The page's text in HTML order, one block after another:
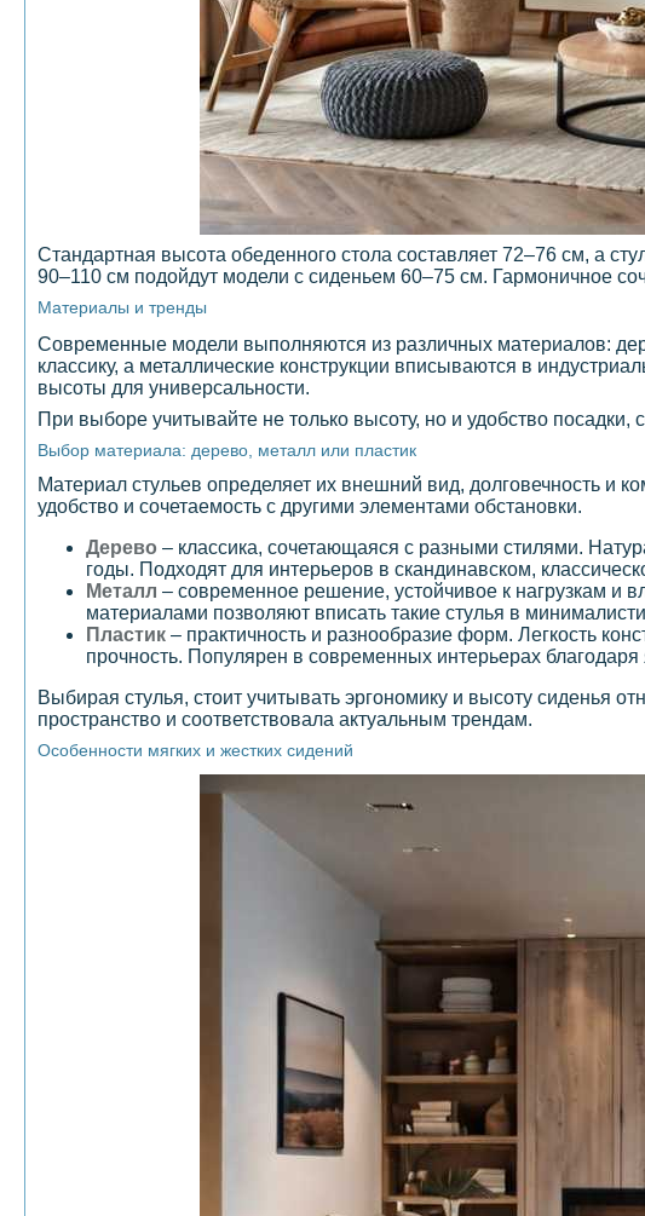
Стандартная высота обеденного стола составляет 72–76 см, а
90–110 см подойдут модели с сиденьем 60–75 см. Гармоничное
Материалы и тренды
Современные модели выполняются из различных материалов:
классику, а металлические конструкции вписываются в
высоты для универсальности.
При выборе учитывайте не только высоту, но и удобство
Выбор материала: дерево, металл или пластик
Материал стульев определяет их внешний вид, долговечность и
удобство и сочетаемость с другими элементами обстановки.
Дерево – классика, сочетающаяся с разными стилями.
годы. Подходят для интерьеров в скандинавском,
Металл – современное решение, устойчивое к нагрузкам и
материалами позволяют вписать такие стулья в
Пластик – практичность и разнообразие форм. Легкость
прочность. Популярен в современных интерьерах благодаря
Выбирая стулья, стоит учитывать эргономику и высоту сиденья
пространство и соответствовала актуальным трендам.
Особенности мягких и жестких сидений